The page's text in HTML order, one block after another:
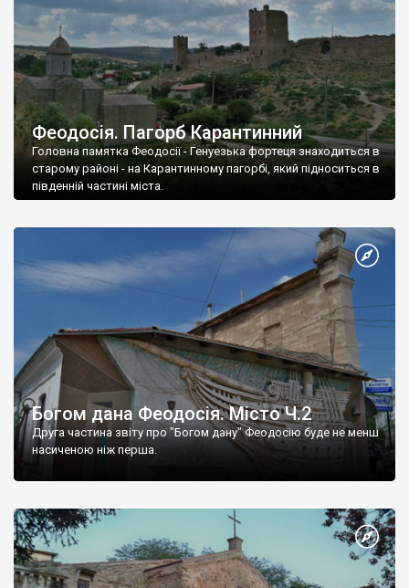
Феодосія. Пагорб Карантинний
Головна памятка Феодосії - Генуезька фортеця знаходиться в
старому районі - на Карантинному пагорбі, який підноситься в
південній частині міста.
Богом дана Феодосія. Місто Ч.2
Друга частина звіту про "Богом дану" Феодосію буде не менш
насиченою ніж перша.